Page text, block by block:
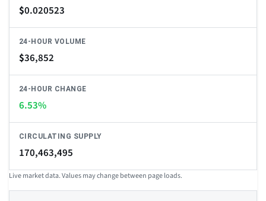
$0.020523
24-HOUR VOLUME
$36,852
24-HOUR CHANGE
6.53%
CIRCULATING SUPPLY
170,463,495
Live market data. Values may change between page loads.